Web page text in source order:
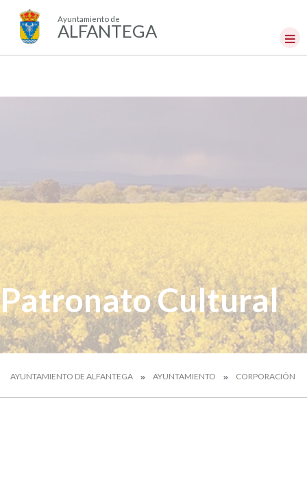
Ayuntamiento de
ALFANTEGA
Patronato Cultural
AYUNTAMIENTO DE ALFANTEGA AYUNTAMIENTO CORPORACIÓN